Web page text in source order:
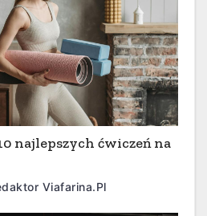
najlepszych ćwiczeń na
Viafarina.pl